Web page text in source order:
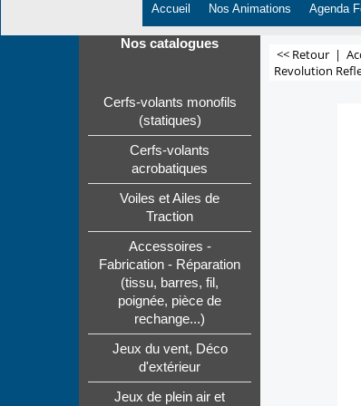
Accueil Nos Animations Agenda
Nos catalogues
Cerfs-volants monofils
(statiques)
Cerfs-volants
acrobatiques
Voiles et Ailes de
Traction
Accessoires -
Fabrication - Réparation
(tissu, barres, fil,
poignée, pièce de
rechange...)
Jeux du vent, Déco
d'extérieur
Jeux de plein air et
<< Retour |
Revolution